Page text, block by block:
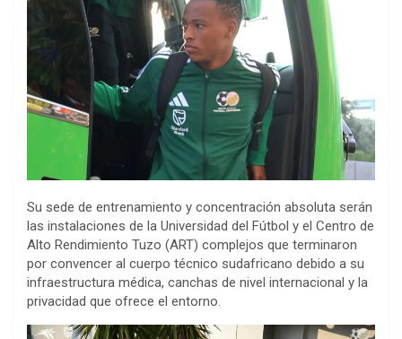
Su sede de entrenamiento y concentración absoluta serán
las instalaciones de la Universidad del Fútbol y el Centro de
Alto Rendimiento Tuzo (ART) complejos que terminaron
por convencer al cuerpo técnico sudafricano debido a su
infraestructura médica, canchas de nivel internacional y la
privacidad que ofrece el entorno.